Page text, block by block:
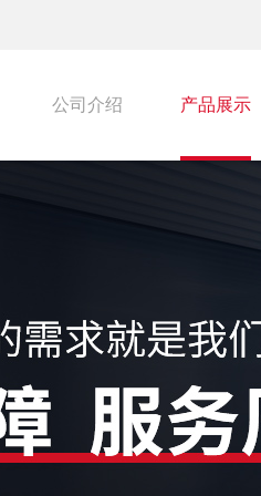
公司介绍 产品展示